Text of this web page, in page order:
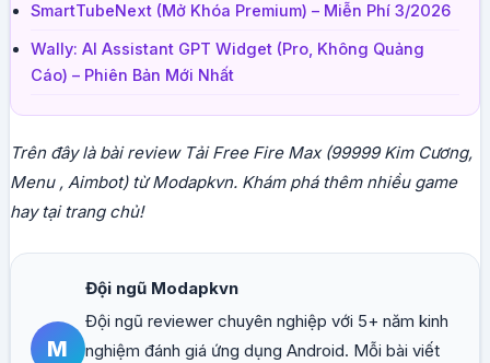
SmartTubeNext (Mở Khóa Premium) – Miễn Phí 3/2026
Wally: AI Assistant GPT Widget (Pro, Không Quảng
Cáo) – Phiên Bản Mới Nhất
Trên đây là bài review Tải Free Fire Max (99999 Kim Cương,
Menu , Aimbot) từ Modapkvn. Khám phá thêm nhiều game
hay tại trang chủ!
M
Đội ngũ Modapkvn
Đội ngũ reviewer chuyên nghiệp với 5+ năm kinh
nghiệm đánh giá ứng dụng Android. Mỗi bài viết